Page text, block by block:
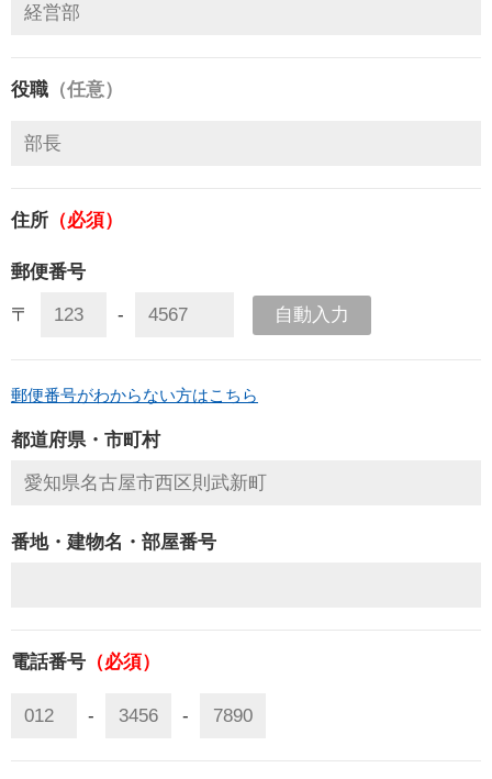
役職 （任意）
住所 （必須）
郵便番号
〒 - 自動入力
郵便番号がわからない方はこちら
都道府県・市町村
番地・建物名・部屋番号
電話番号 （必須）
- -